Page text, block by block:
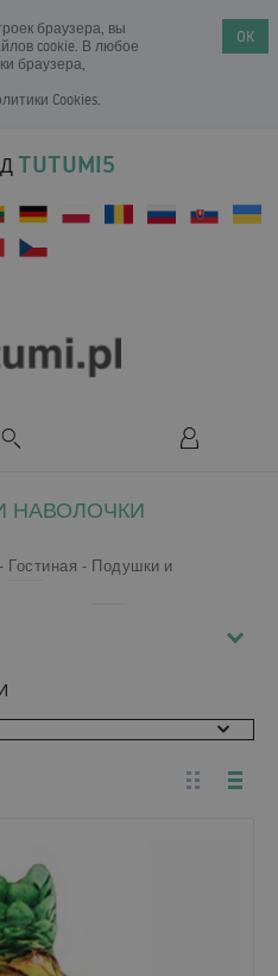
браузера, вы
cookie. В любое
браузера,
Cookies.
OK
TUTUMI5
НАВОЛОЧКИ
Гостиная
Подушки и